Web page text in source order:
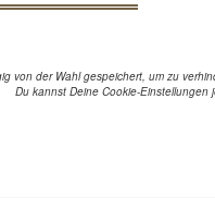
von der Wahl gespeichert, um zu
Du kannst Deine Cookie-